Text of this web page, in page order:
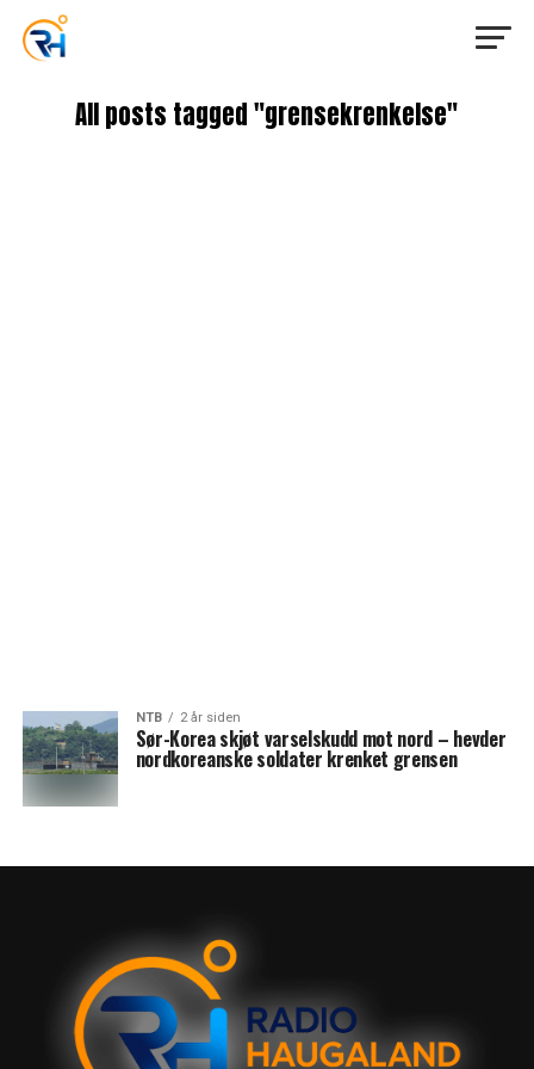
All posts tagged "grensekrenkelse"
NTB 2 år siden
Sør-Korea skjøt varselskudd mot nord – hevder
nordkoreanske soldater krenket grensen